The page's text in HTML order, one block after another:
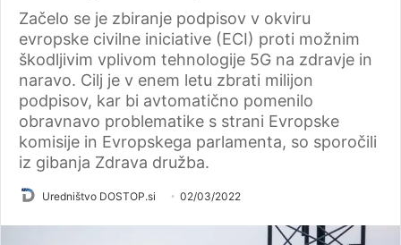
Začelo se je zbiranje podpisov v okviru
evropske civilne iniciative (ECI) proti možnim
škodljivim vplivom tehnologije 5G na zdravje in
naravo. Cilj je v enem letu zbrati milijon
podpisov, kar bi avtomatično pomenilo
obravnavo problematike s strani Evropske
komisije in Evropskega parlamenta, so sporočili
iz gibanja Zdrava družba.
Uredništvo DOSTOP.si 02/03/2022